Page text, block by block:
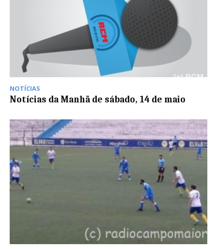
NOTÍCIAS
Notícias da Manhã de sábado, 14 de maio